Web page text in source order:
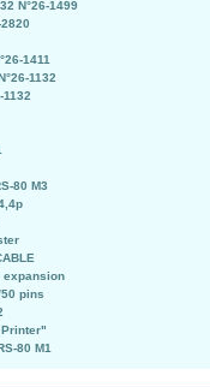
N°26-1499
1411
1132
1132
80 M3
expansion
pins
80 M1